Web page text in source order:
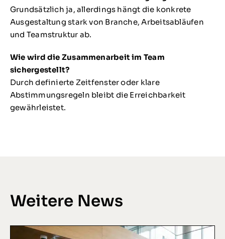
Grundsätzlich ja, allerdings hängt die konkrete
Ausgestaltung stark von Branche, Arbeitsabläufen
und Teamstruktur ab.
Wie wird die Zusammenarbeit im Team
sichergestellt?
Durch definierte Zeitfenster oder klare
Abstimmungsregeln bleibt die Erreichbarkeit
gewährleistet.
Weitere News